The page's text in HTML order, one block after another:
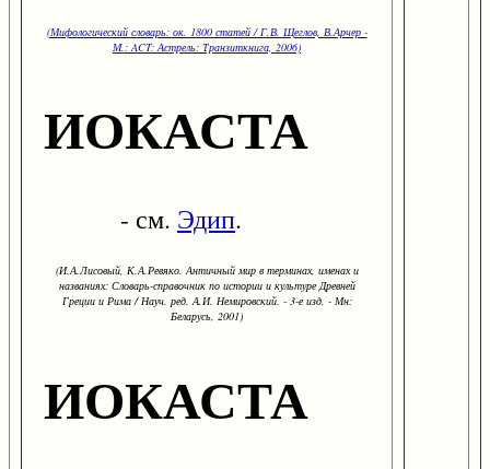
(Мифологический словарь: ок. 1800 статей / Г.В. Щеглов, В.Арчер -
М.: ACT: Астрель: Транзиткнига, 2006)
ИОКАСТА
- см. Эдип.
(И.А.Лисовый, К.А.Ревяко. Античный мир в терминах, именах и
названиях: Словарь-справочник по истории и культуре Древней
Греции и Рима / Науч. ред. А.И. Немировский. - 3-е изд. - Мн:
Беларусь, 2001)
ИОКАСТА